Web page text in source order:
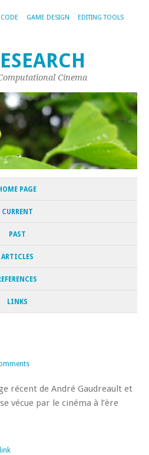
GAME DESIGN EDITING TOOLS
Cinema
PAGE
CURRENT
PAST
ARTICLES
LINKS
récent de André Gaudreault et
vécue par le cinéma à l’ère